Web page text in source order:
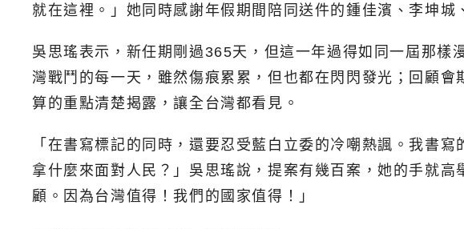
就在這裡。」她同時感謝年假期間陪同送件的鍾佳濱、李坤城
吳思瑤表示，新任期剛過365天，但這一年過得如同一屆那樣
灣戰鬥的每一天，雖然傷痕累累，但也都在閃閃發光；回顧
算的重點清楚揭露，讓全台灣都看見。
「在書寫標記的同時，還要忍受藍白立委的冷嘲熱諷。我書
拿什麼來面對人民？」吳思瑤說，提案有幾百案，她的手就
顧。因為台灣值得！我們的國家值得！」